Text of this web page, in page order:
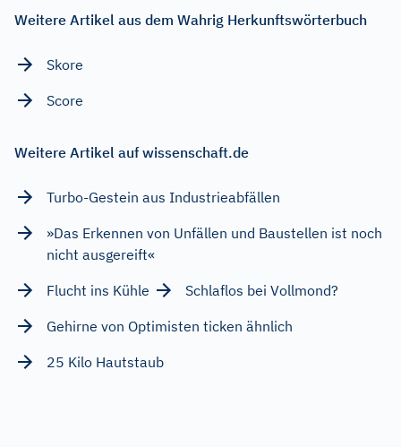
Weitere Artikel aus dem Wahrig Herkunftswörterbuch
Skore
Score
Weitere Artikel auf wissenschaft.de
Turbo-Gestein aus Industrieabfällen
»Das Erkennen von Unfällen und Baustellen ist noch
nicht ausgereift«
Flucht ins Kühle
Schlaflos bei Vollmond?
Gehirne von Optimisten ticken ähnlich
25 Kilo Hautstaub